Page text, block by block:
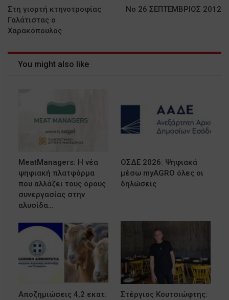
Στη γιορτή κτηνοτροφίας
Γαλάτιστας ο
Χαρακόπουλος
No 26 ΣΕΠΤΕΜΒΡΙΟΣ 2012
You might also like
MeatManagers: Η νέα
ψηφιακή πλατφόρμα
που αλλάζει τους όρους
συνεργασίας στην
αλυσίδα…
ΟΣΔΕ 2026: Ψηφιακά
μέσω myAGRO όλες οι
δηλώσεις
Αποζημιώσεις 4,2 εκατ.
Στέργιος Κουτσιώφτης: